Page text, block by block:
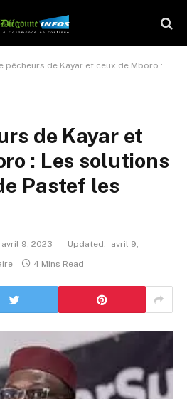
de Kayar et ceux de Mboro : Les solutions des cadres de Pastef les patriotes.
de Kayar et
: Les solutions
Pastef les
avril 9, 2023 Updated:
avril 9,
4 Mins Read